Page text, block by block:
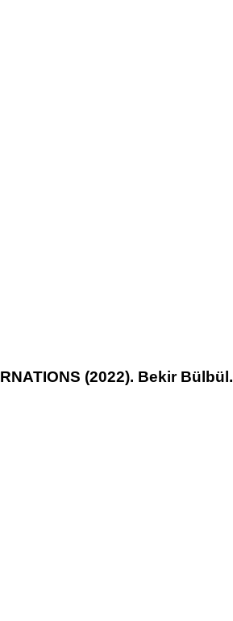
(2022). Bekir Bülbül.